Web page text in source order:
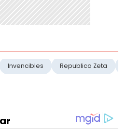
Invencibles Republica Zeta